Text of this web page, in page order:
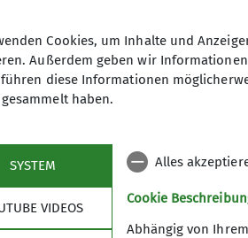
bis
Cookies, um Inhalte und
Außerdem geben wir
diese Informationen
haben.
SYSTEM
VIDEOS
Alles
Cookie
Abhängig von